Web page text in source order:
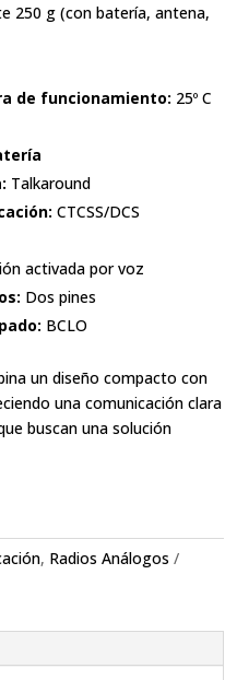
250 g (con batería, antena,
de funcionamiento: 25º C
Talkaround
CTCSS/DCS
activada por voz
Dos pines
BCLO
un diseño compacto con
una comunicación clara
buscan una solución
, Radios Análogos